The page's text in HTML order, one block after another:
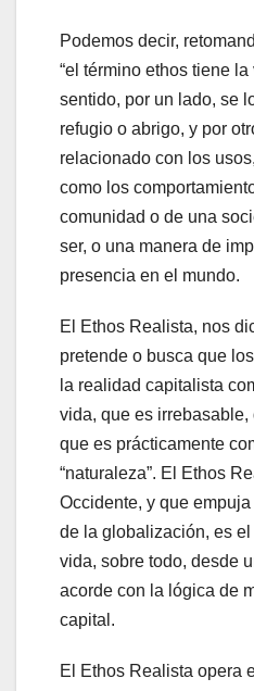
Podemos decir,
“el término ethos tiene
sentido, por un lado, se
refugio o abrigo, y por
relacionado con los
como los
comunidad o de una
ser, o una manera de
presencia en el mundo.
El Ethos Realista, nos
pretende o busca que
la realidad capitalista
vida, que es
que es prácticamente
“naturaleza”. El Ethos
Occidente, y que
de la globalización, es
vida, sobre todo, desde
acorde con la lógica de
capital.
El Ethos Realista opera